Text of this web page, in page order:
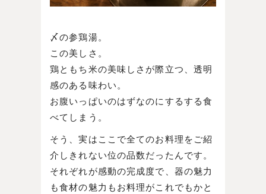
〆の参鶏湯。
この美しさ。
鶏ともち米の美味しさが際立つ、透明
感のある味わい。
お腹いっぱいのはずなのにするする食
べてしまう。
そう、実はここで全てのお料理をご紹
介しきれない位の品数だったんです。
それぞれが感動の完成度で、器の魅力
も食材の魅力もお料理がこれでもかと